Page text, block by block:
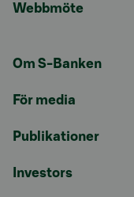
Webbmöte
Om S-Banken
För media
Publikationer
Investors